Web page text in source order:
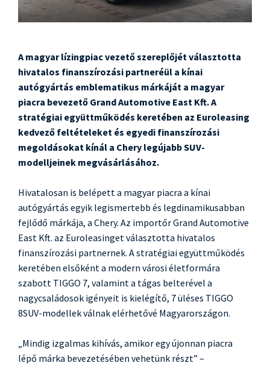
A magyar lízingpiac vezető szereplőjét választotta
hivatalos finanszírozási partneréül a kínai
autógyártás emblematikus márkáját a magyar
piacra bevezető Grand Automotive East Kft. A
stratégiai együttműködés keretében az Euroleasing
kedvező feltételeket és egyedi finanszírozási
megoldásokat kínál a Chery legújabb SUV-
modelljeinek megvásárlásához.
Hivatalosan is belépett a magyar piacra a kínai
autógyártás egyik legismertebb és legdinamikusabban
fejlődő márkája, a Chery. Az importőr Grand Automotive
East Kft. az Euroleasinget választotta hivatalos
finanszírozási partnernek. A stratégiai együttműködés
keretében elsőként a modern városi életformára
szabott TIGGO 7, valamint a tágas belterével a
nagycsaládosok igényeit is kielégítő, 7 üléses TIGGO
8SUV-modellek válnak elérhetővé Magyarországon.
„Mindig izgalmas kihívás, amikor egy újonnan piacra
lépő márka bevezetésében vehetünk részt” –